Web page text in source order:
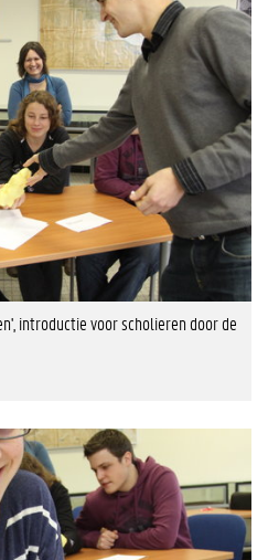
introductie voor scholieren door de